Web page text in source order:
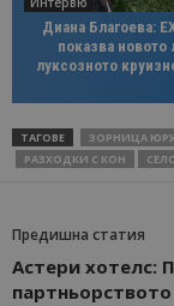
Диана Благоева:
показва новото
луксозното
ТАГОВЕ ЗОРНИЦА
РАЗХОДКИ С КОН
Предишна статия
Астери хотелс:
партньорството